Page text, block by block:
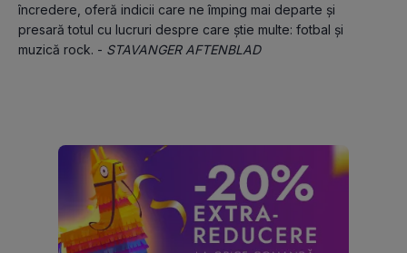
încredere, oferă indicii care ne împing mai departe și
presară totul cu lucruri despre care știe multe: fotbal și
muzică rock. - STAVANGER AFTENBLAD